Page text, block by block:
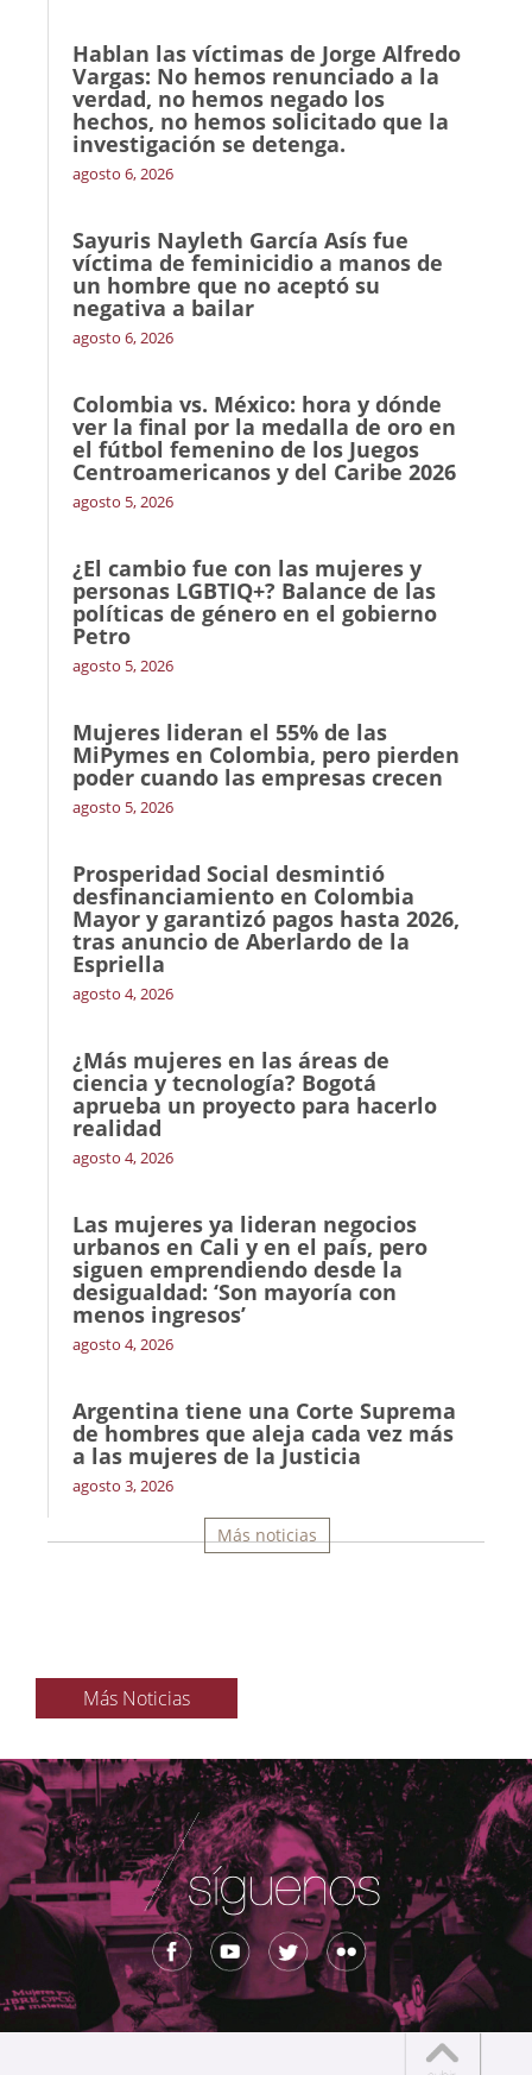
Hablan las víctimas de Jorge Alfredo
Vargas: No hemos renunciado a la
verdad, no hemos negado los
hechos, no hemos solicitado que la
investigación se detenga.
agosto 6, 2026
Sayuris Nayleth García Asís fue
víctima de feminicidio a manos de
un hombre que no aceptó su
negativa a bailar
agosto 6, 2026
Colombia vs. México: hora y dónde
ver la final por la medalla de oro en
el fútbol femenino de los Juegos
Centroamericanos y del Caribe 2026
agosto 5, 2026
¿El cambio fue con las mujeres y
personas LGBTIQ+? Balance de las
políticas de género en el gobierno
Petro
agosto 5, 2026
Mujeres lideran el 55% de las
MiPymes en Colombia, pero pierden
poder cuando las empresas crecen
agosto 5, 2026
Prosperidad Social desmintió
desfinanciamiento en Colombia
Mayor y garantizó pagos hasta 2026,
tras anuncio de Aberlardo de la
Espriella
agosto 4, 2026
¿Más mujeres en las áreas de
ciencia y tecnología? Bogotá
aprueba un proyecto para hacerlo
realidad
agosto 4, 2026
Las mujeres ya lideran negocios
urbanos en Cali y en el país, pero
siguen emprendiendo desde la
desigualdad: ‘Son mayoría con
menos ingresos’
agosto 4, 2026
Argentina tiene una Corte Suprema
de hombres que aleja cada vez más
a las mujeres de la Justicia
agosto 3, 2026
Más noticias
Más Noticias